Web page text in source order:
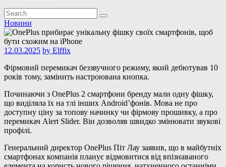
Новини
12.03.2025 by Elffix
Фірмовий перемикач беззвучного режиму, який дебютував 10
років тому, замінить настроювана кнопка.
Починаючи з OnePlus 2 смартфони бренду мали одну фішку,
що виділяла їх на тлі інших Android’фонів. Мова не про
доступну ціну за топову начинку чи фірмову прошивку, а про
перемикач Alert Slider. Він дозволяв швидко змінювати звукові
профілі.
Генеральний директор OnePlus Піт Лау заявив, що в майбутніх
смартфонах компанія планує відмовитися від впізнаваного